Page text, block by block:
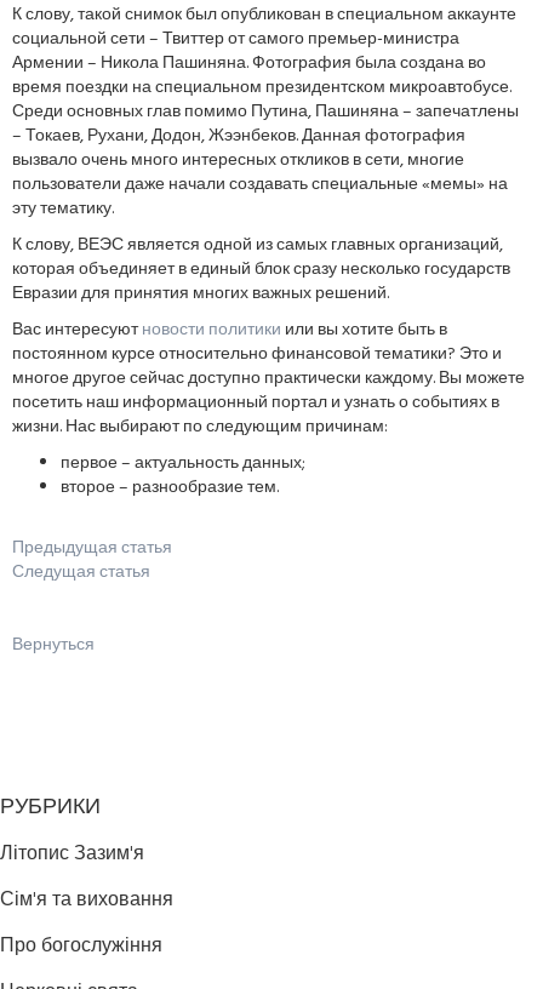
К слову, такой снимок был опубликован в специальном аккаунте
социальной сети – Твиттер от самого премьер-министра
Армении – Никола Пашиняна. Фотография была создана во
время поездки на специальном президентском микроавтобусе.
Среди основных глав помимо Путина, Пашиняна – запечатлены
– Токаев, Рухани, Додон, Жээнбеков. Данная фотография
вызвало очень много интересных откликов в сети, многие
пользователи даже начали создавать специальные «мемы» на
эту тематику.
К слову, ВЕЭС является одной из самых главных организаций,
которая объединяет в единый блок сразу несколько государств
Евразии для принятия многих важных решений.
Вас интересуютновости политики или вы хотите быть в
постоянном курсе относительно финансовой тематики? Это и
многое другое сейчас доступно практически каждому. Вы можете
посетить наш информационный портал и узнать о событиях в
жизни. Нас выбирают по следующим причинам:
первое – актуальность данных;
второе – разнообразие тем.
Предыдущая статья
Следущая статья
Вернуться
РУБРИКИ
Літопис Зазим'я
Сім'я та виховання
Про богослужіння